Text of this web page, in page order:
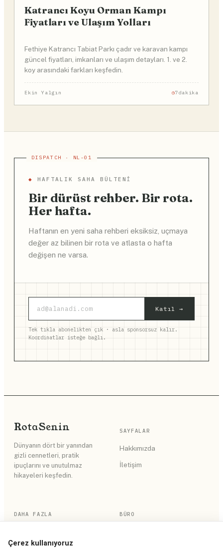
Katrancı Koyu Orman Kampı
Fiyatları ve Ulaşım Yolları
Fethiye Katrancı Tabiat Parkı çadır ve karavan kampı
güncel fiyatları, imkanları ve ulaşım detayları. 1. ve 2.
koy arasındaki farkları keşfedin.
Ekin Yalgın 7dakika
◆ HAFTALIK SAHA BÜLTENI
Bir dürüst rehber. Bir rota.
Her hafta.
Haftanın en yeni saha rehberi eksiksiz, uçmaya
değer az bilinen bir rota ve atlasta o hafta
değişen ne varsa.
Katıl →
Tek tıkla abonelikten çık · asla sponsorsuz kalır.
Koordinatlar isteğe bağlı.
RotaSenin
Dünyanın dört bir yanından
gizli cennetleri, pratik
ipuçlarını ve unutulmaz
hikayeleri keşfedin.
SAYFALAR
Hakkımızda
İletişim
DAHA FAZLA
Site Haritası
BÜRO
Çerez kullanıyoruz